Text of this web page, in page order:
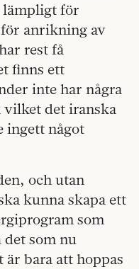
lämpligt för
anrikning av
rest få
finns ett
inte har några
vilket det iranska
ingett något
och utan
kunna skapa ett
som
det som nu
är bara att hoppas